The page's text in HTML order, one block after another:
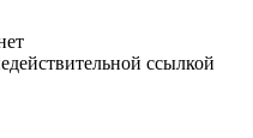
ссылкой